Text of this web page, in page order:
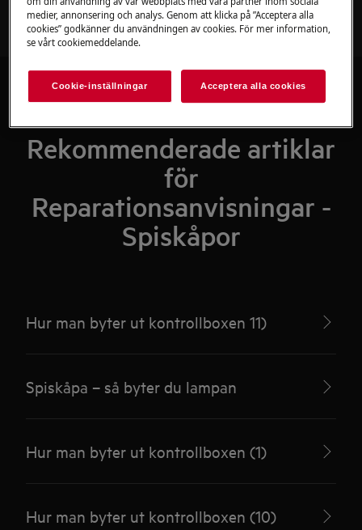
Rekommenderade artiklar
för
Reparationsanvisningar -
Spiskåpor
Hur man byter ut kontrollboxen 11)
Spiskåpa – så byter du lampan
Hur man byter ut kontrollboxen (1)
Hur man byter ut kontrollboxen (10)
medier, annonsering och analys. Genom att klicka på ”Acceptera alla
cookies” godkänner du användningen av cookies. För mer information,
se vårt cookiemeddelande.
Cookie-inställningar Acceptera alla cookies